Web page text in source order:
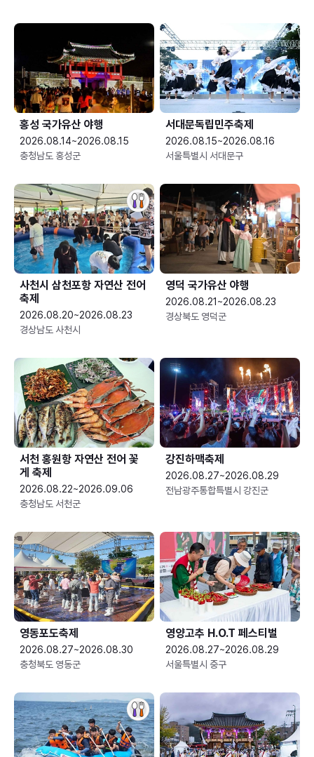
홍성 국가유산 야행
2026.08.14~2026.08.15
충청남도 홍성군
서대문독립민주축제
2026.08.15~2026.08.16
서울특별시 서대문구
사천시 삼천포항 자연산 전어
축제
2026.08.20~2026.08.23
경상남도 사천시
영덕 국가유산 야행
2026.08.21~2026.08.23
경상북도 영덕군
서천 홍원항 자연산 전어 꽃
게 축제
2026.08.22~2026.09.06
충청남도 서천군
강진하맥축제
2026.08.27~2026.08.29
전남광주통합특별시 강진군
영동포도축제
2026.08.27~2026.08.30
충청북도 영동군
영양고추 H.O.T 페스티벌
2026.08.27~2026.08.29
서울특별시 중구